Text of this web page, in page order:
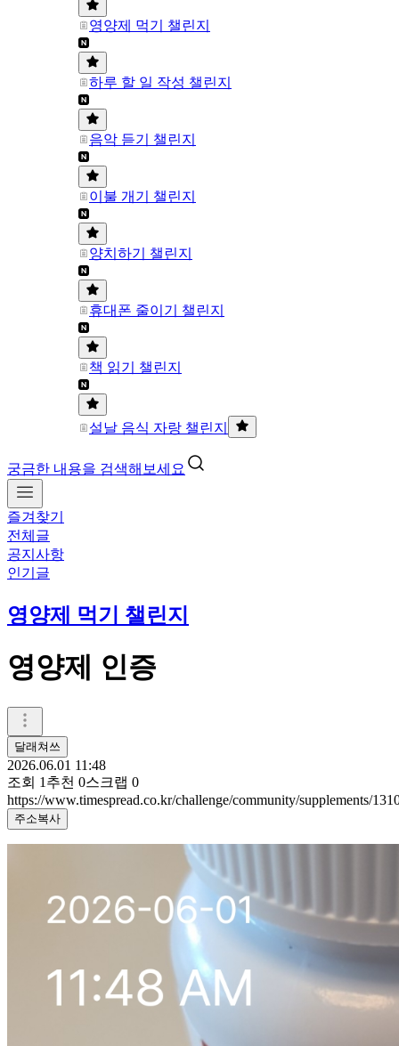
영양제 먹기 챌린지
하루 할 일 작성 챌린지
음악 듣기 챌린지
이불 개기 챌린지
양치하기 챌린지
휴대폰 줄이기 챌린지
책 읽기 챌린지
설날 음식 자랑 챌린지
궁금한 내용을 검색해보세요
즐겨찾기
전체글
공지사항
인기글
영양제 먹기 챌린지
영양제 인증
달래쳐쓰
2026.06.01 11:48
조회 1 추천 0스크랩 0
https://www.timespread.co.kr/challenge/community/supplements/
주소복사